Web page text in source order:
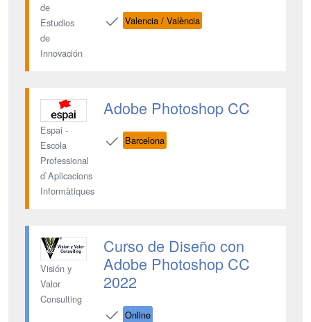
de
Estudios
de
Innovación
Valencia / València
Espai -
Escola
Professional
d`Aplicacions
Informàtiques
Adobe Photoshop CC
Barcelona
Visión y
Valor
Consulting
Curso de Diseño con
Adobe Photoshop CC
2022
Online